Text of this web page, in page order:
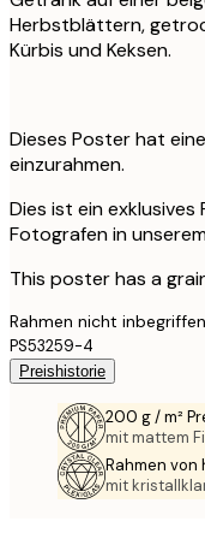
Herbstblättern,
Kürbis und Keksen.
Dieses Poster hat
einzurahmen.
Dies ist ein
Fotografen in
This poster has a
Rahmen nicht
PS53259-4
Preishistorie
200 g / m²
mit mattem
Rahmen
mit